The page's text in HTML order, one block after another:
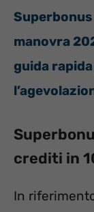
Superbonus
manovra
guida
crediti in
In